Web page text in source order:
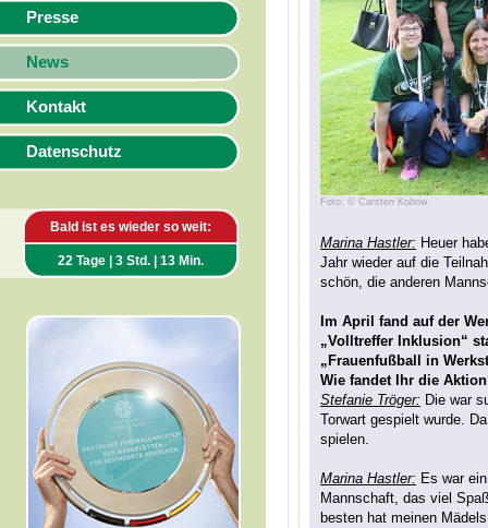
Presse
News
Kontakt
Datenschutz
Bald ist es wieder so weit:
22 Tage | 3 Std. | 13 Min.
Foto: © Carsten Kobow
Marina Hastler: Heuer
Jahr wieder auf die
schön, die anderen
Im April fand auf der
„Volltreffer Inklusion“
„Frauenfußball in
Wie fandet Ihr die
Stefanie Tröger: Die war
Torwart gespielt wurde.
spielen.
Marina Hastler: Es war
Mannschaft, das viel
besten hat meinen